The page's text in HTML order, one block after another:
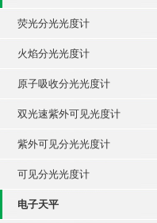
荧光分光光度计
火焰分光光度计
原子吸收分光光度计
双光速紫外可见光度计
紫外可见分光光度计
可见分光光度计
电子天平